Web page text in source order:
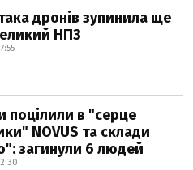
дронів зупинила ще
НПЗ
поцілили в "серце
NOVUS та склади
загинули 6 людей